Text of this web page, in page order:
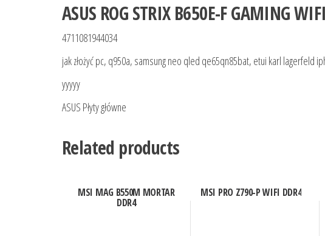
ASUS ROG STRIX B650E-F GAMING WIFI
4711081944034
jak złożyć pc, q950a, samsung neo qled qe65qn85bat, etui karl lagerfeld
yyyyy
ASUS Płyty główne
Related products
MSI MAG B550M MORTAR
DDR4
MSI PRO Z790-P WIFI DDR4